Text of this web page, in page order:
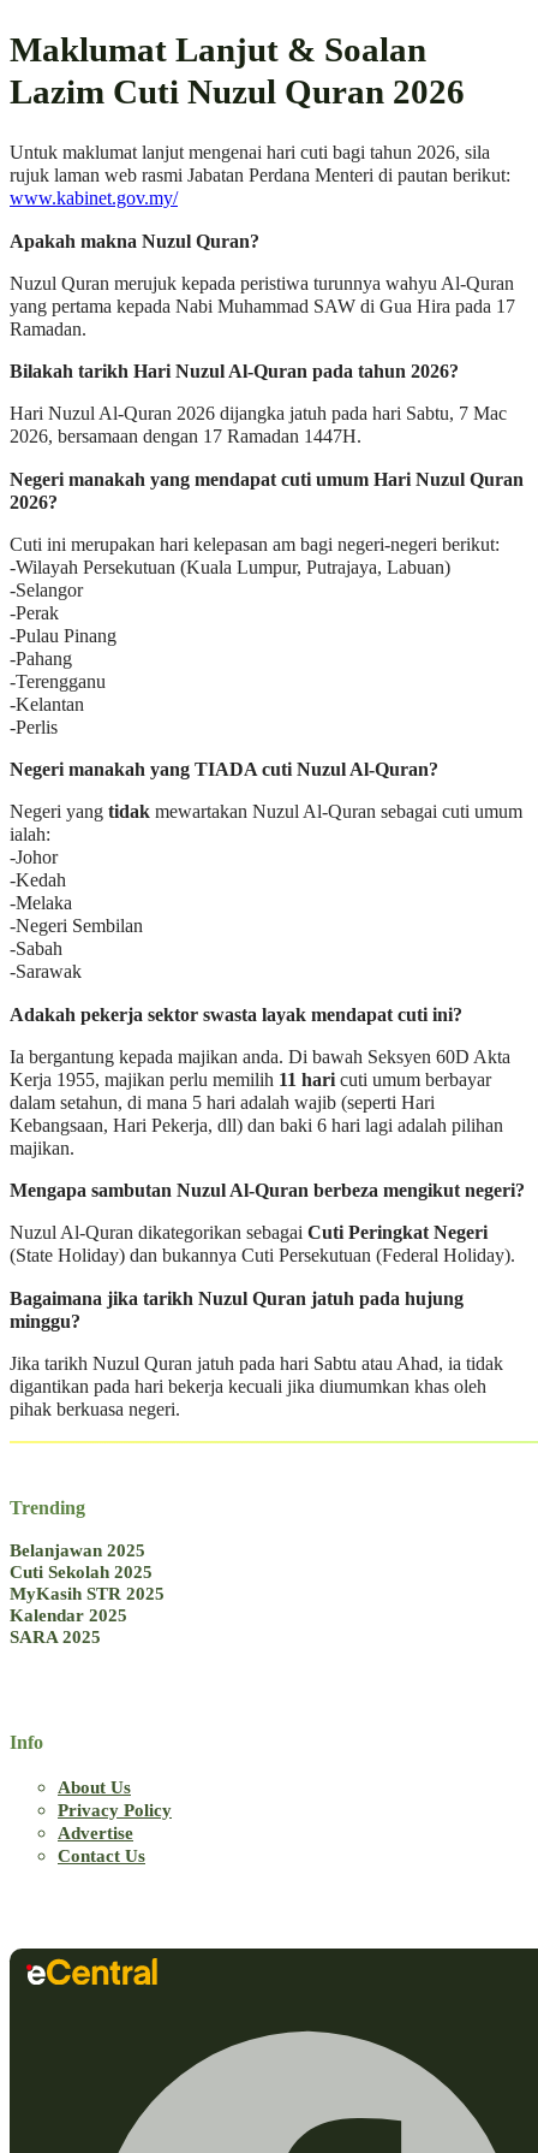
Maklumat Lanjut & Soalan
Lazim Cuti Nuzul Quran 2026
Untuk maklumat lanjut mengenai hari cuti bagi tahun 2026, sila
rujuk laman web rasmi Jabatan Perdana Menteri di pautan berikut:
www.kabinet.gov.my/
Apakah makna Nuzul Quran?
Nuzul Quran merujuk kepada peristiwa turunnya wahyu Al-Quran
yang pertama kepada Nabi Muhammad SAW di Gua Hira pada 17
Ramadan.
Bilakah tarikh Hari Nuzul Al-Quran pada tahun 2026?
Hari Nuzul Al-Quran 2026 dijangka jatuh pada hari Sabtu, 7 Mac
2026, bersamaan dengan 17 Ramadan 1447H.
Negeri manakah yang mendapat cuti umum Hari Nuzul Quran
2026?
Cuti ini merupakan hari kelepasan am bagi negeri-negeri berikut:
-Wilayah Persekutuan (Kuala Lumpur, Putrajaya, Labuan)
-Selangor
-Perak
-Pulau Pinang
-Pahang
-Terengganu
-Kelantan
-Perlis
Negeri manakah yang TIADA cuti Nuzul Al-Quran?
Negeri yang tidak mewartakan Nuzul Al-Quran sebagai cuti umum
ialah:
-Johor
-Kedah
-Melaka
-Negeri Sembilan
-Sabah
-Sarawak
Adakah pekerja sektor swasta layak mendapat cuti ini?
Ia bergantung kepada majikan anda. Di bawah Seksyen 60D Akta
Kerja 1955, majikan perlu memilih 11 haricuti umum berbayar
dalam setahun, di mana 5 hari adalah wajib (seperti Hari
Kebangsaan, Hari Pekerja, dll) dan baki 6 hari lagi adalah pilihan
majikan.
Mengapa sambutan Nuzul Al-Quran berbeza mengikut negeri?
Nuzul Al-Quran dikategorikan sebagai Cuti Peringkat Negeri
(State Holiday) dan bukannya Cuti Persekutuan (Federal Holiday).
Bagaimana jika tarikh Nuzul Quran jatuh pada hujung
minggu?
Jika tarikh Nuzul Quran jatuh pada hari Sabtu atau Ahad, ia tidak
digantikan pada hari bekerja kecuali jika diumumkan khas oleh
pihak berkuasa negeri.
Trending
Belanjawan 2025
Cuti Sekolah 2025
MyKasih STR 2025
Kalendar 2025
SARA 2025
Info
About Us
Privacy Policy
Advertise
Contact Us